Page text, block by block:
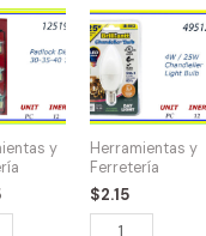
y
Herramientas y
Ferretería
$2.15
49512
-
BOMBILLA
CHANDLELIER
4W/25W
quantity